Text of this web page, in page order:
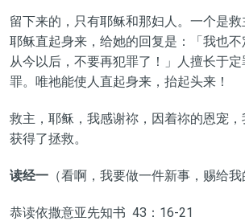
留下来的，只有耶稣和那妇人。一个是救
耶稣直起身来，给她的回复是：「我也不
从今以后，不要再犯罪了！」人擅长于
罪。唯祂能使人直起身来，抬起头来！
救主，耶稣，我感谢祢，因着祢的恩宠
获得了拯救。
读经一（看啊，我要做一件新事，赐给我
恭读依撒意亚先知书 43：16-21